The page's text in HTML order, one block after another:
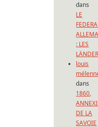
dans
LE
: LES
louis
dans
1860,
DE LA
SAVOIE